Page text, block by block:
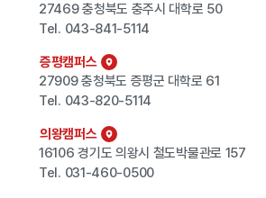
27469 충청북도 충주시 대학로 50
Tel. 043-841-5114
증평캠퍼스
27909 충청북도 증평군 대학로 61
Tel. 043-820-5114
의왕캠퍼스
16106 경기도 의왕시 철도박물관로 157
Tel. 031-460-0500